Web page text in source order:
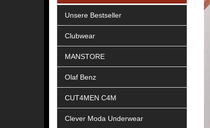
Unsere Bestseller
Clubwear
MANSTORE
Olaf Benz
CUT4MEN C4M
Clever Moda Underwear